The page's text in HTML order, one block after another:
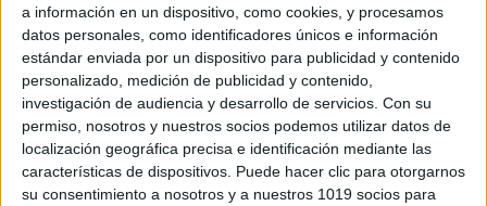
a información en un dispositivo, como cookies, y procesamos
datos personales, como identificadores únicos e información
estándar enviada por un dispositivo para publicidad y contenido
personalizado, medición de publicidad y contenido,
investigación de audiencia y desarrollo de servicios. Con su
permiso, nosotros y nuestros socios podemos utilizar datos de
localización geográfica precisa e identificación mediante las
características de dispositivos. Puede hacer clic para otorgarnos
su consentimiento a nosotros y a nuestros 1019 socios para
Dinámica Día de la familia: Encuentra a
alguien…
Publicado el 12 mayo, 2026
Para celebrar el Día de la Familia en el entorno
escolar, proponemos transformar el aula en un espacio
de descubrimiento mutuo con la dinámica «Encuentra
a alguien que… Edición Familiar», […]